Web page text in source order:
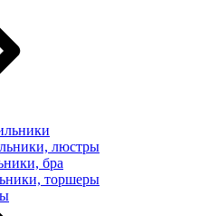
люстры
бра
торшеры